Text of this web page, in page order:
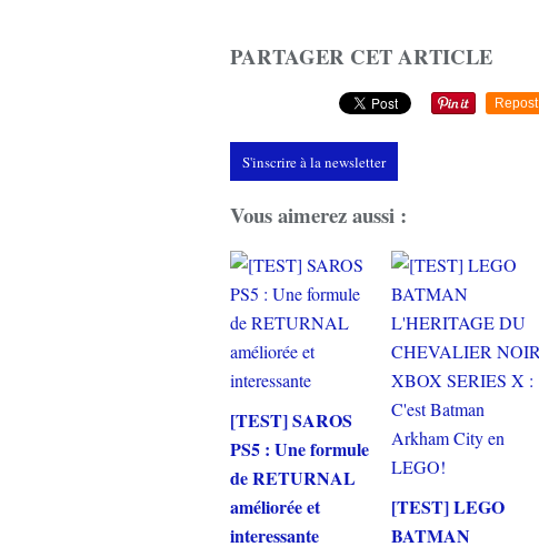
PARTAGER CET ARTICLE
Repost
S'inscrire à la newsletter
Vous aimerez aussi :
[TEST] SAROS
PS5 : Une formule
de RETURNAL
améliorée et
interessante
[TEST] LEGO
BATMAN